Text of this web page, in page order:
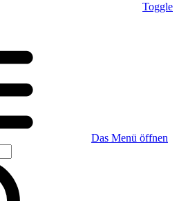
Toggle
Das Menü öffnen